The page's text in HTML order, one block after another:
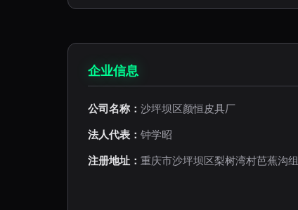
企业信息
公司名称： 沙坪坝区颜恒皮具厂
法人代表： 钟学昭
注册地址： 重庆市沙坪坝区梨树湾村芭蕉沟组